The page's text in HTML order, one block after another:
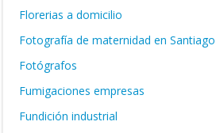
Florerias a domicilio
Fotografía de maternidad en Santiago
Fotógrafos
Fumigaciones empresas
Fundición industrial